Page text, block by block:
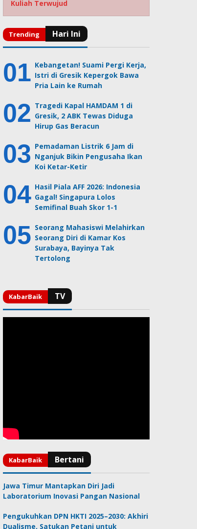
Kuliah Terwujud
Kebangetan! Suami Pergi Kerja,
Istri di Gresik Kepergok Bawa
Pria Lain ke Rumah
Tragedi Kapal HAMDAM 1 di
Gresik, 2 ABK Tewas Diduga
Hirup Gas Beracun
Pemadaman Listrik 6 Jam di
Nganjuk Bikin Pengusaha Ikan
Koi Ketar-Ketir
Hasil Piala AFF 2026: Indonesia
Gagal! Singapura Lolos
Semifinal Buah Skor 1-1
Seorang Mahasiswi Melahirkan
Seorang Diri di Kamar Kos
Surabaya, Bayinya Tak
Tertolong
Jawa Timur Mantapkan Diri Jadi
Laboratorium Inovasi Pangan Nasional
Pengukuhkan DPN HKTI 2025–2030: Akhiri
Dualisme, Satukan Petani untuk